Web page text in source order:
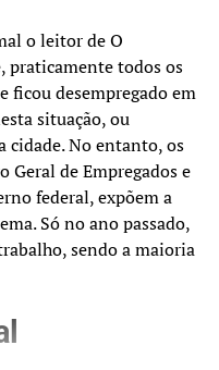
o leitor de O
todos os
ficou desempregado em
situação, ou
cidade. No entanto, os
Geral de Empregados e
federal, expõem a
Só no ano passado,
sendo a maioria